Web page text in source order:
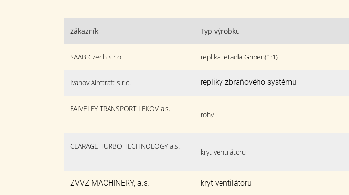
Zákazník Typ výrobku
SAAB Czech s.r.o. replika letadla Gripen(1:1)
Ivanov Airctraft s.r.o. repliky zbraňového systému
FAIVELEY TRANSPORT LEKOV a.s.
rohy
CLARAGE TURBO TECHNOLOGY a.s.
kryt ventilátoru
ZVVZ MACHINERY, a.s. kryt ventilátoru